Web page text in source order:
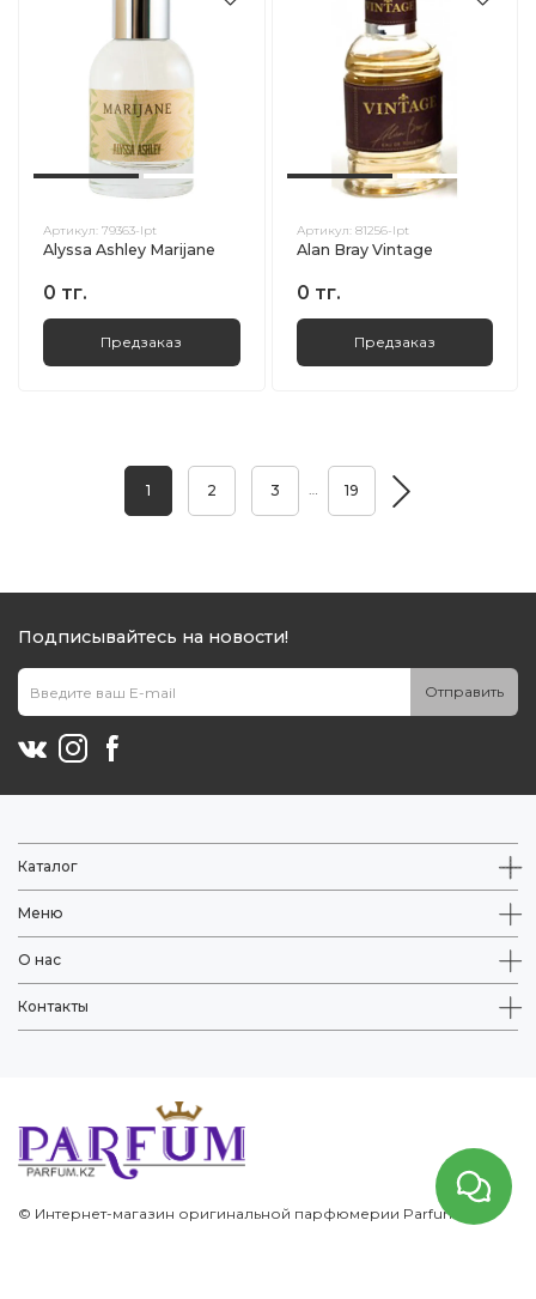
Артикул: 79363-lpt
Alyssa Ashley Marijane
0 тг.
Предзаказ
Артикул: 81256-lpt
Alan Bray Vintage
0 тг.
Предзаказ
1 2 3 … 19
Подписывайтесь на новости!
Отправить
Каталог
Меню
О нас
Контакты
© Интернет-магазин оригинальной парфюмерии Parfum.kz